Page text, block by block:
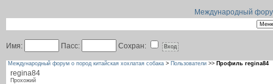
Международный
Имя: Пасс: Сохран:
Международный форум о пород китайская хохлатая собака > Пользователи >> Профиль regina84
regina84
Прохожий